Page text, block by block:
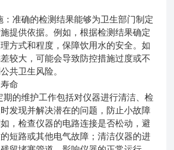
准确的检测结果能够为卫生部门制定
提供依据。例如，根据检测结果确定
方式和程度，保障饮用水的安全。如
较大，可能会导致防控措施过度或不
共卫生风险。
命
的维护工作包括对仪器进行清洁、检
发现并解决潜在的问题，防止小故障
，检查仪器的电路连接是否松动，避
短路或其他电气故障；清洁仪器的进